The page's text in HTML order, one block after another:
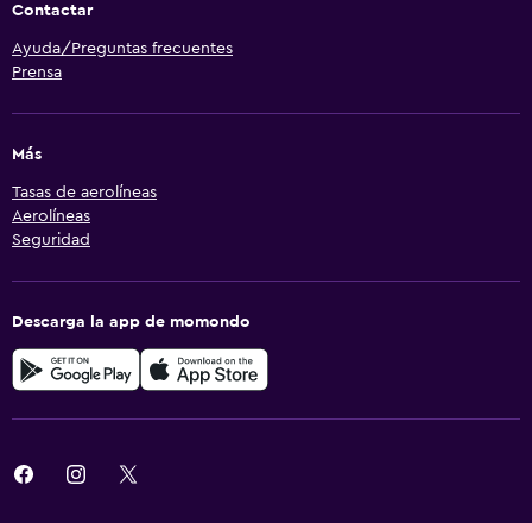
Contactar
Ayuda/Preguntas frecuentes
Prensa
Más
Tasas de aerolíneas
Aerolíneas
Seguridad
Descarga la app de momondo